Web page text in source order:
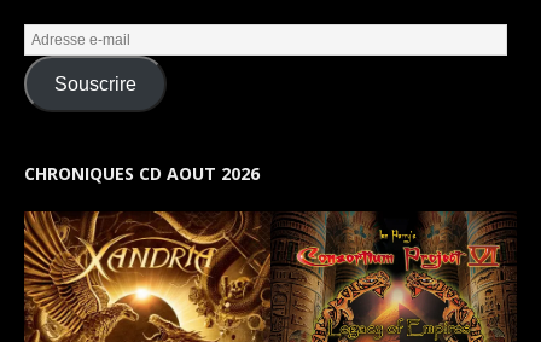
Souscrire
CHRONIQUES CD AOUT 2026